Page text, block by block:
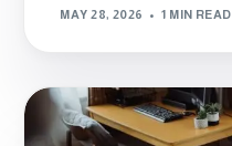
MAY 28, 2026 1 MIN READ